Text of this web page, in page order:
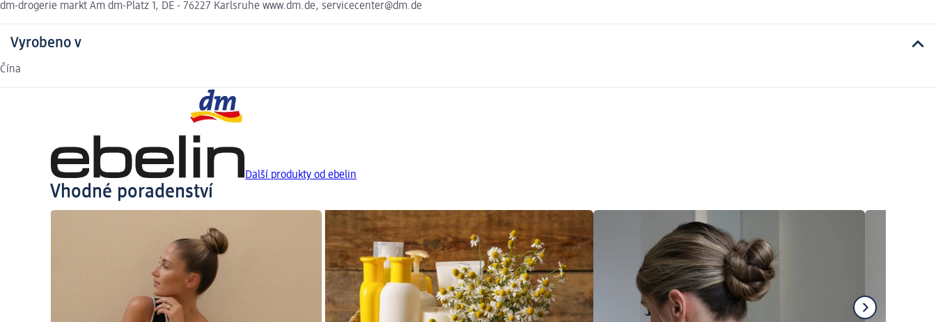
dm-drogerie markt Am dm-Platz 1, DE - 76227 Karlsruhe www.dm.de, servicecenter@dm.de
Vyrobeno v
Čína
Další produkty od ebelin
Vhodné poradenství